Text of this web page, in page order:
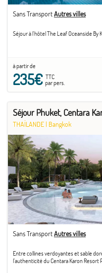
Sans TransportAutres villes
Séjour à l'hôtel The Leaf Oceanside By
à partir de
235€TTC
par pers.
Séjour Phuket, Centara
THAÏLANDE | Bangkok
Sans TransportAutres villes
Entre collines verdoyantes et sable
l’authenticité du Centara Karon Resort